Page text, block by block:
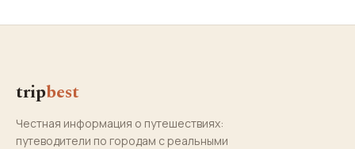
tripbest
Честная информация о путешествиях:
путеводители по городам с реальными